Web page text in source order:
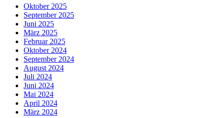
Oktober 2025
September 2025
Juni 2025
März 2025
Februar 2025
Oktober 2024
September 2024
August 2024
Juli 2024
Juni 2024
Mai 2024
April 2024
März 2024